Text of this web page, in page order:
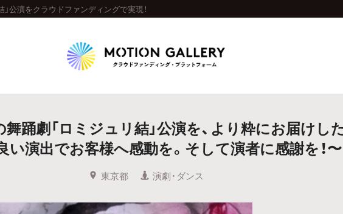
」公演をクラウドファンディングで実現！
人気のプロジェクト 新着プロジェクト 終了間近のプロジェクト
Feature
タグから探す キュレーターから探す 特集から探す
踊劇「ロミジュリ結」公演を、より粋にお届けし
い演出でお客様へ感動を。そして演者に感謝を！〜
東京都 演劇・ダンス